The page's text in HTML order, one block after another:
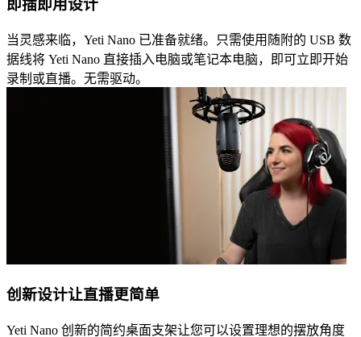
即插即用设计
当灵感来临，Yeti Nano 已准备就绪。只需使用随附的 USB 数
据线将 Yeti Nano 直接插入电脑或笔记本电脑，即可立即开始
录制或直播。无需驱动。
创新设计让直播更简单
Yeti Nano 创新的简约桌面支架让您可以设置理想的摆放角度